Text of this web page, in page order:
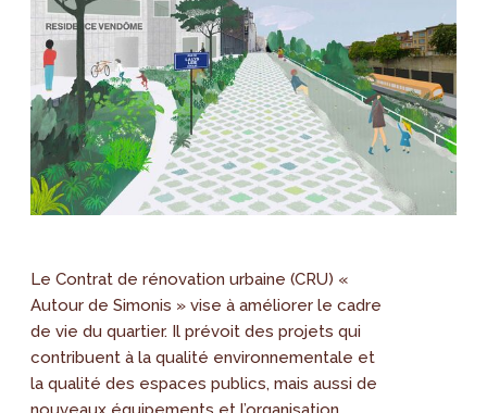
Le Contrat de rénovation urbaine (CRU) «
Autour de Simonis » vise à améliorer le cadre
de vie du quartier. Il prévoit des projets qui
contribuent à la qualité environnementale et
la qualité des espaces publics, mais aussi de